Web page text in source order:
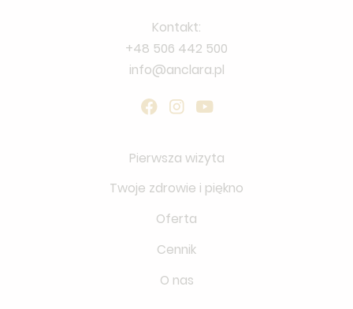
Kontakt:
+48 506 442 500
info@anclara.pl
Pierwsza wizyta
Twoje zdrowie i piękno
Oferta
Cennik
O nas